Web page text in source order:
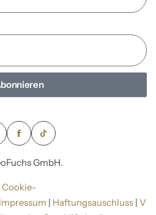
GmbH.
Cookie-
Impressum | Haftungsauschluss| V